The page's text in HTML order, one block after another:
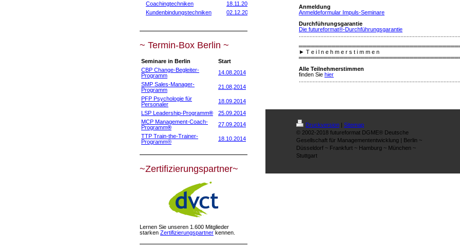
Coachingtechniken
18.11.2014
Kundenbindungstechniken
02.12.2014
~ Termin-Box Berlin ~
Seminare in Berlin
Start
CBP Change-Begleiter-
Programm
14.08.2014
SMP Sales-Manager-
Programm
21.08,2014
PFP Psychologie für
Personaler
18.09.2014
LSP Leadership-Programm®
25.09.2014
MCP Management-Coach-
Programm®
27.09.2014
TTP Train-the-Trainer-
Programm® 18.10.2014
~Zertifizierungspartner~
Lernen Sie unseren 1.600 Mitglieder
starken Zertifizierungspartner kennen.
Anmeldung
Anmeldeformular Impuls-Seminare
Durchführungsgarantie
Die futureformat®-Durchführungsgarantie
► T e i l n e h m e r s t i m m e n
Alle Teilnehmerstimmen
finden Sie hier
Druckversion | Sitemap
© 2002-2018 futureformat DGME® Deutsche
Gesellschaft für Managemententwicklung | Berlin ~
Düsseldorf ~ Frankfurt ~ Hamburg ~ München ~
Stuttgart